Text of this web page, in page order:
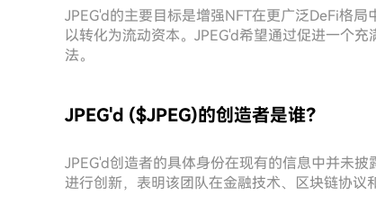
JPEG'd的主要目标是增强NFT在更广泛DeFi格
以转化为流动资本。JPEG'd希望通过促进一个
法。
JPEG'd ($JPEG)的创造者是谁？
JPEG'd创造者的具体身份在现有的信息中并未
进行创新，表明该团队在金融技术、区块链协议